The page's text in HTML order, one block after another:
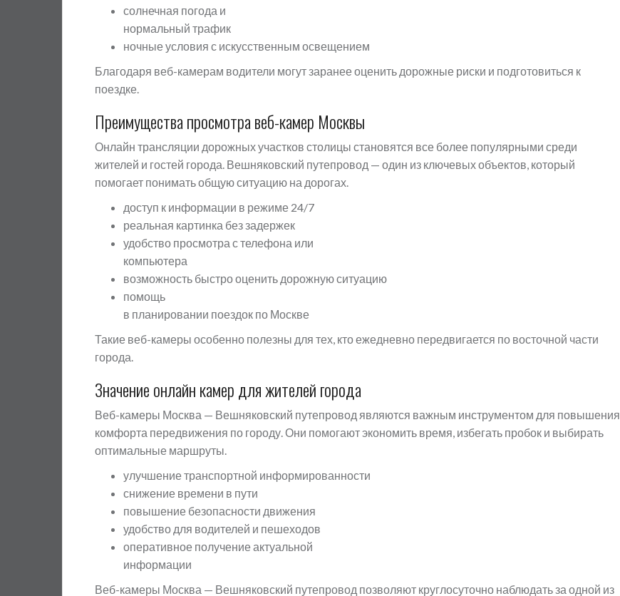
солнечная погода и
нормальный трафик
ночные условия с искусственным освещением
Благодаря веб-камерам водители могут заранее оценить дорожные риски и подготовиться к
поездке.
Преимущества просмотра веб-камер Москвы
Онлайн трансляции дорожных участков столицы становятся все более популярными среди
жителей и гостей города. Вешняковский путепровод — один из ключевых объектов, который
помогает понимать общую ситуацию на дорогах.
доступ к информации в режиме 24/7
реальная картинка без задержек
удобство просмотра с телефона или
компьютера
возможность быстро оценить дорожную ситуацию
помощь
в планировании поездок по Москве
Такие веб-камеры особенно полезны для тех, кто ежедневно передвигается по восточной части
города.
Значение онлайн камер для жителей города
Веб-камеры Москва — Вешняковский путепровод являются важным инструментом для повышения
комфорта передвижения по городу. Они помогают экономить время, избегать пробок и выбирать
оптимальные маршруты.
улучшение транспортной информированности
снижение времени в пути
повышение безопасности движения
удобство для водителей и пешеходов
оперативное получение актуальной
информации
Веб-камеры Москва — Вешняковский путепровод позволяют круглосуточно наблюдать за одной из